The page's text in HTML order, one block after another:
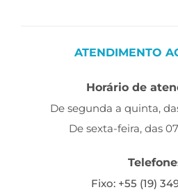
ATENDIMENTO
Horário de
De segunda a quinta,
De sexta-feira, das
Fixo: +55 (19)